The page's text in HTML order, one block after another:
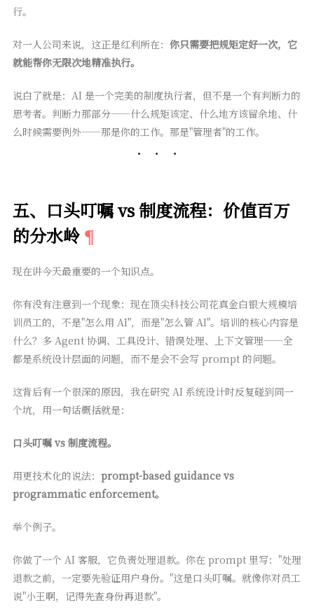
行。
对一人公司来说，这正是红利所在： 你只需要把规矩定好一次，它
就能帮你无限次地精准执行。
说白了就是：AI 是一个完美的制度执行者，但不是一个有判断力的
思考者。判断力那部分——什么规矩该定、什么地方该留余地、什
么时候需要例外——那是你的工作。那是"管理者"的工作。
五、口头叮嘱 vs 制度流程：价值百万
的分水岭
现在讲今天最重要的一个知识点。
你有没有注意到一个现象：现在顶尖科技公司花真金白银大规模培
训员工的，不是"怎么用 AI"，而是"怎么管 AI"。培训的核心内容是
什么？多 Agent 协调、工具设计、错误处理、上下文管理——全
都是系统设计层面的问题，而不是会不会写 prompt 的问题。
这背后有一个很深的原因，我在研究 AI 系统设计时反复碰到同一
个坑，用一句话概括就是：
口头叮嘱 vs 制度流程。
用更技术化的说法： prompt-based guidance vs
programmatic enforcement。
举个例子。
你做了一个 AI 客服，它负责处理退款。你在 prompt 里写："处理
退款之前，一定要先验证用户身份。"这是口头叮嘱。就像你对员工
说"小王啊，记得先查身份再退款"。